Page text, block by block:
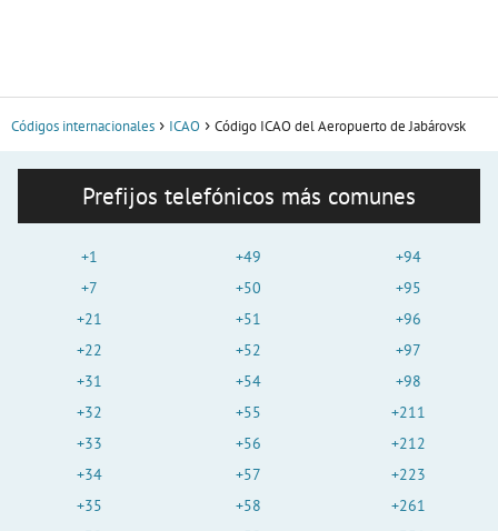
Códigos internacionales ICAO Código ICAO del Aeropuerto de Jabárovsk
Prefijos telefónicos más comunes
+1
+7
+21
+22
+31
+32
+33
+34
+35
+49
+50
+51
+52
+54
+55
+56
+57
+58
+94
+95
+96
+97
+98
+211
+212
+223
+261